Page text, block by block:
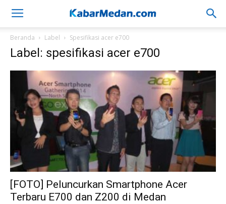
Beranda Label Spesifikasi acer e700
Label: spesifikasi acer e700
[FOTO] Peluncurkan Smartphone Acer
Terbaru E700 dan Z200 di Medan